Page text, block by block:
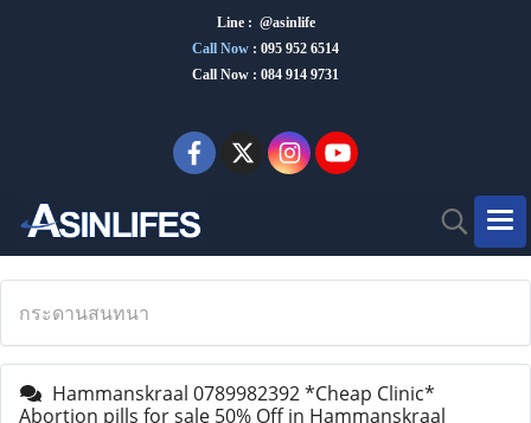
Line : @asinlife
Call Now : 095 952 6514
Call Now : 084 914 9731
กระดานสนทนา
Hammanskraal 0789982392 *Cheap Clinic*
Abortion pills for sale 50% Off in Hammanskraal